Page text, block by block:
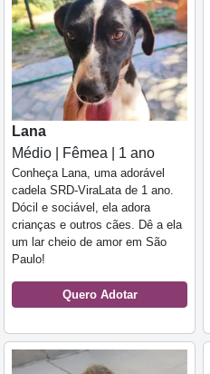
Lana
Médio | Fêmea | 1 ano
Conheça Lana, uma adorável
cadela SRD-ViraLata de 1 ano.
Dócil e sociável, ela adora
crianças e outros cães. Dê a ela
um lar cheio de amor em São
Paulo!
Quero Adotar